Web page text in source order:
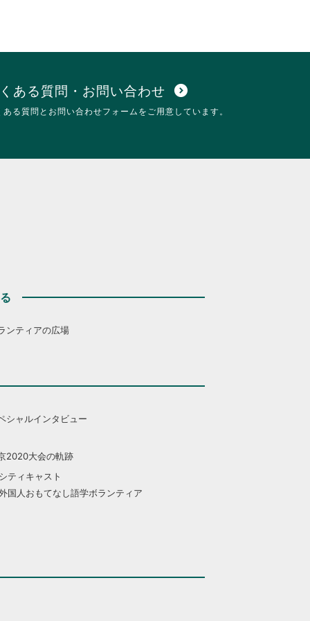
ある質問・お問い合わせ expand_circle_down
ある質問とお問い合わせフォームをご用意しています。
ンティアの広場
シャルインタビュー
2020大会の軌跡
シティキャスト
国人おもてなし語学ボランティア